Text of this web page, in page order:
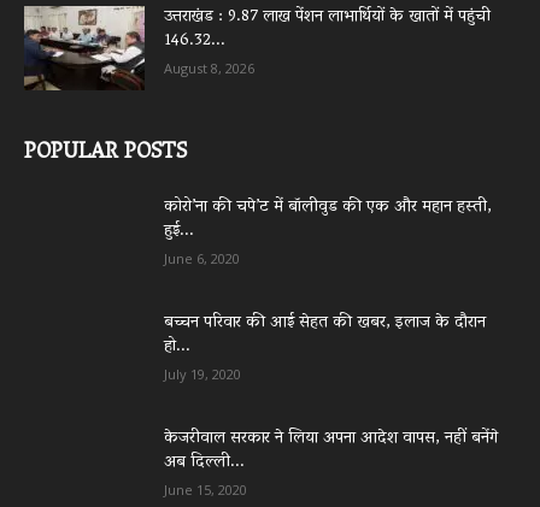
उत्तराखंड : 9.87 लाख पेंशन लाभार्थियों के खातों में पहुंची
146.32...
August 8, 2026
POPULAR POSTS
कोरो’ना की चपे’ट में बॉलीवुड की एक और महान हस्ती,
हुई...
June 6, 2020
बच्चन परिवार की आई सेहत की खबर, इलाज के दौरान
हो...
July 19, 2020
केजरीवाल सरकार ने लिया अपना आदेश वापस, नहीं बनेंगे
अब दिल्ली...
June 15, 2020